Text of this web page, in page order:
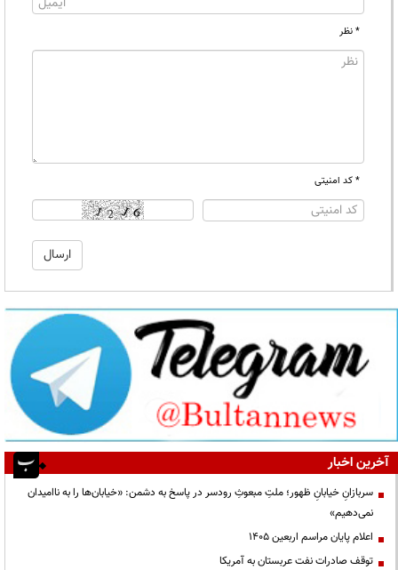
* نظر
* کد امنیتی
آخرین اخبار
سربازانِ خیابانِ ظهور؛ ملتِ مبعوثِ رودسر در پاسخ به دشمن: «خیابان‌ها را به ناامیدان
نمی‌دهیم»
اعلام پایان مراسم اربعین ۱۴۰۵
توقف صادرات نفت عربستان به آمریکا